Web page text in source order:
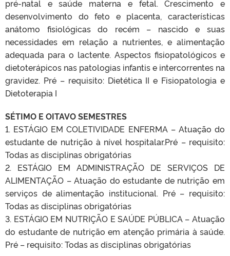
pré-natal e saúde materna e fetal. Crescimento e
desenvolvimento do feto e placenta, características
anátomo fisiológicas do recém – nascido e suas
necessidades em relação a nutrientes, e alimentação
adequada para o lactente. Aspectos fisiopatológicos e
dietoterápicos nas patologias infantis e intercorrentes na
gravidez. Pré – requisito: Dietética II e Fisiopatologia e
Dietoterapia I
SÉTIMO E OITAVO SEMESTRES
1. ESTÁGIO EM COLETIVIDADE ENFERMA – Atuação do
estudante de nutrição à nível hospitalar.Pré – requisito:
Todas as disciplinas obrigatórias
2. ESTÁGIO EM ADMINISTRAÇÃO DE SERVIÇOS DE
ALIMENTAÇÃO – Atuação do estudante de nutrição em
serviços de alimentação institucional. Pré – requisito:
Todas as disciplinas obrigatórias
3. ESTÁGIO EM NUTRIÇÃO E SAÚDE PÚBLICA – Atuação
do estudante de nutrição em atenção primária à saúde.
Pré – requisito: Todas as disciplinas obrigatórias